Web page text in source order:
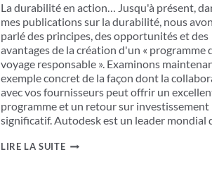
La durabilité en action… Jusqu'à présent,
mes publications sur la durabilité, nous
parlé des principes, des opportunités et des
avantages de la création d'un « programme
voyage responsable ». Examinons
exemple concret de la façon dont la
avec vos fournisseurs peut offrir un
programme et un retour sur investissement
significatif. Autodesk est un leader mondial
LIRE LA SUITEFOURNIR